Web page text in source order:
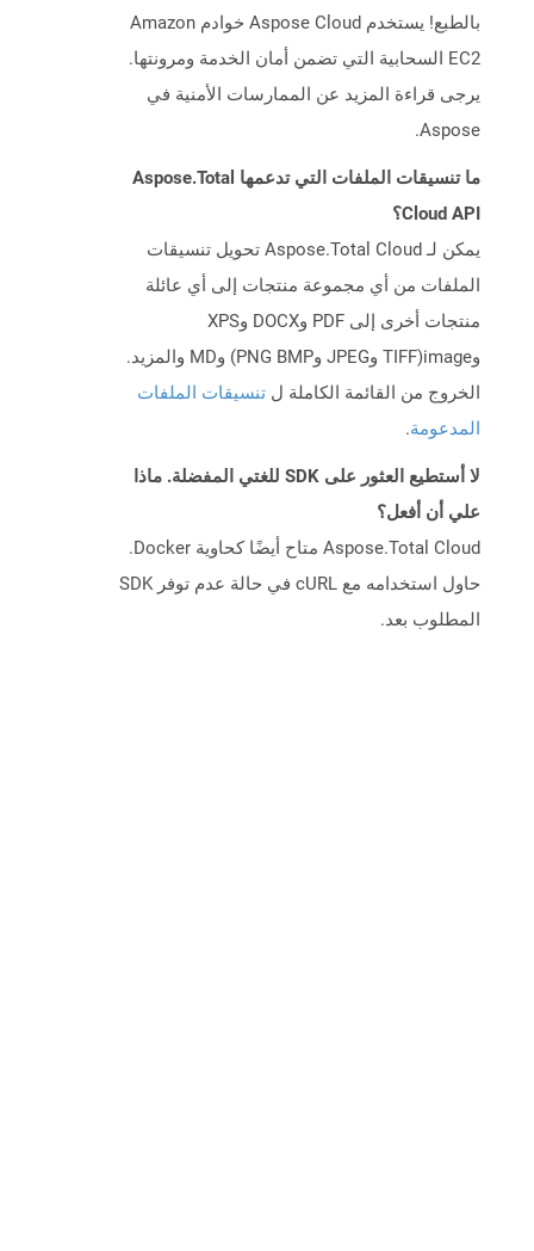
بالطبع! يستخدم Aspose Cloud خوادم Amazon
EC2 السحابية التي تضمن أمان الخدمة ومرونتها.
يرجى قراءة المزيد عن الممارسات الأمنية في
Aspose.
ما تنسيقات الملفات التي تدعمها Aspose.Total
Cloud API؟
يمكن لـ Aspose.Total Cloud تحويل تنسيقات
الملفات من أي مجموعة منتجات إلى أي عائلة
منتجات أخرى إلى PDF وDOCX وXPS
وimage(TIFF وJPEG وPNG BMP) وMD والمزيد.
الخروج من القائمة الكاملة ل تنسيقات الملفات
المدعومة.
لا أستطيع العثور على SDK للغتي المفضلة. ماذا
علي أن أفعل؟
Aspose.Total Cloud متاح أيضًا كحاوية Docker.
حاول استخدامه مع cURL في حالة عدم توفر SDK
المطلوب بعد.